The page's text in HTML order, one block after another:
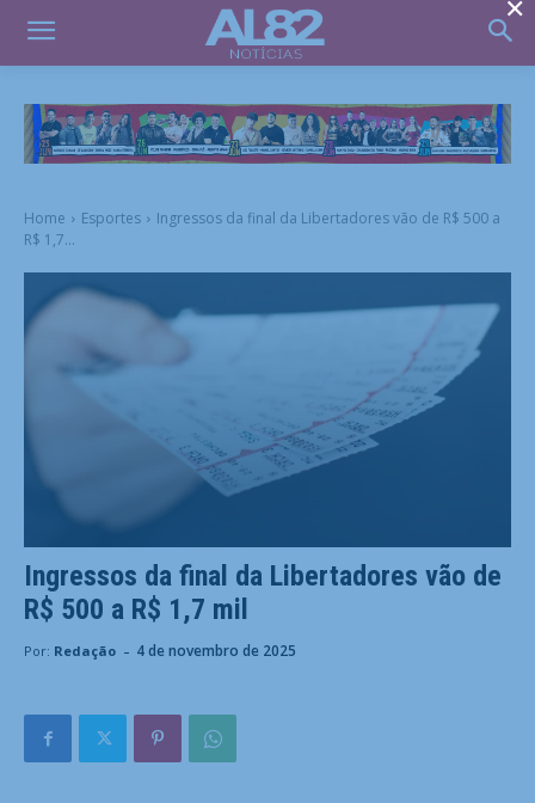
Home Esportes
Ingressos da final da Libertadores vão de R$ 500 a
R$ 1,7...
Ingressos da final da Libertadores vão de
R$ 500 a R$ 1,7 mil
Por: Redação - 4 de novembro de 2025